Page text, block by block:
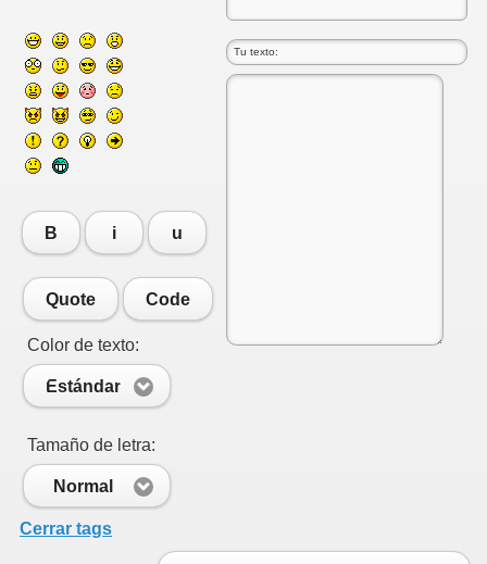
B i u
Quote Code
Color de texto:
Estándar
Tamaño de letra:
Normal
Cerrar tags